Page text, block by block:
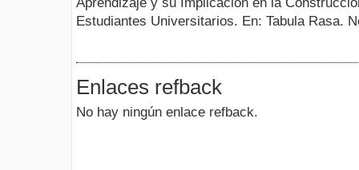
Estudiantes Universitarios. En: Tabula Rasa.
Enlaces refback
No hay ningún enlace refback.